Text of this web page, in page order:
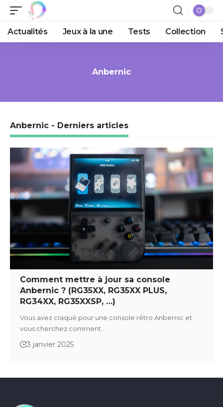
Actualités Jeux à la une Tests Collection
Anbernic
Anbernic - Derniers articles
Comment mettre à jour sa console
Anbernic ? (RG35XX, RG35XX PLUS,
RG34XX, RG35XXSP, …)
Vous avez craqué pour une console rétro Anbernic et
vous cherchez comment…
3 janvier 2025